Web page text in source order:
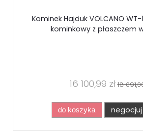
Kominek Hajduk VOLCANO WT-
kominkowy z płaszczem
16 100,99 zł 18
do koszyka